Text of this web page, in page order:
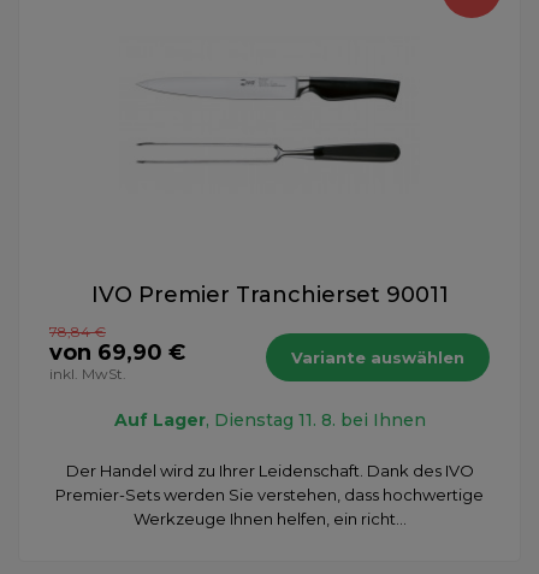
IVO Premier Tranchierset 90011
78,84 €
von 69,90 €
inkl. MwSt.
Variante auswählen
Auf Lager, Dienstag 11. 8. bei Ihnen
Der Handel wird zu Ihrer Leidenschaft. Dank des IVO
Premier-Sets werden Sie verstehen, dass hochwertige
Werkzeuge Ihnen helfen, ein richt...